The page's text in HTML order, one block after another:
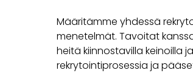
Määritämme yhdessä
menetelmät. Tavoitat
heitä kiinnostavilla keinoilla
rekrytointiprosessia ja